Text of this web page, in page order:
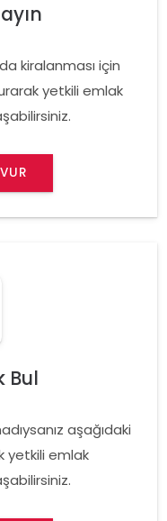
kiralanması için
yetkili emlak
Bul
aşağıdaki
yetkili emlak